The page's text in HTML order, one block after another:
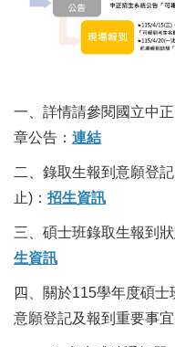
一、詳情請參閱國立中
章公告： 連結
二、錄取生報到意願登
止)： 招生資訊
三、碩士班錄取生報到
生資訊
四、關於115學年度碩
意願登記及報到重要事宜